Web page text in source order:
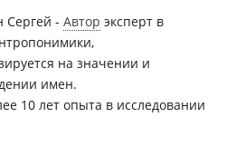
Сергей - Автор эксперт в
на значении и
имен.
10 лет опыта в исследовании